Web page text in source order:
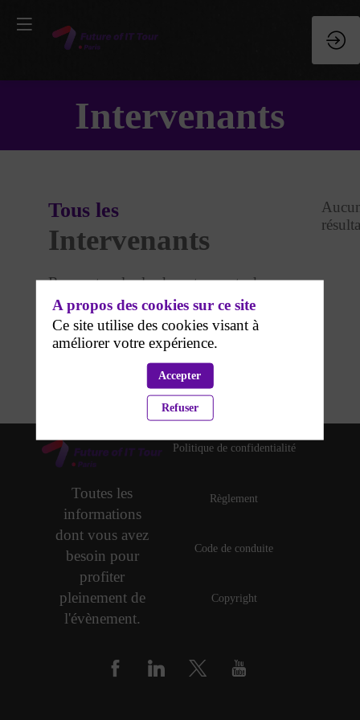
Intervenants
Tous les
Intervenants
Rencontrez les leaders et experts de
votre domaine
Toutes les
informations
dont vous avez
besoin pour
profiter
pleinement de
l'évènement.
Politique de confidentialité
Règlement
Code de conduite
Copyright
A propos des cookies sur ce site
Ce site utilise des cookies visant à
améliorer votre expérience.
Accepter
Refuser